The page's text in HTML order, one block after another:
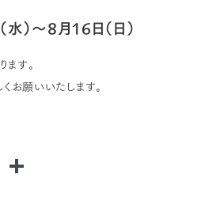
）～8月16日（日）
す。
お願いいたします。
E